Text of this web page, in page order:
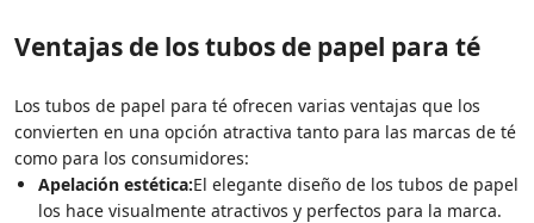
Ventajas de los tubos de papel para té
Los tubos de papel para té ofrecen varias ventajas que los
convierten en una opción atractiva tanto para las marcas de té
como para los consumidores:
Apelación estética:El elegante diseño de los tubos de papel
los hace visualmente atractivos y perfectos para la marca.